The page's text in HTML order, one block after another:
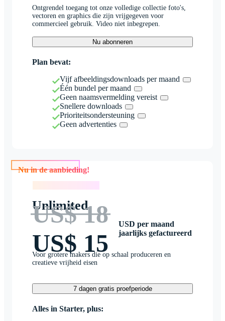
Ontgrendel toegang tot onze volledige collectie foto's,
vectoren en graphics die zijn vrijgegeven voor
commercieel gebruik. Video niet inbegrepen.
Nu abonneren
Plan bevat:
Vijf afbeeldingsdownloads per maand
Één bundel per maand
Geen naamsvermelding vereist
Snellere downloads
Prioriteitsondersteuning
Geen advertenties
Nu in de aanbieding!
Unlimited
US$ 18
US$ 15
USD per maand
jaarlijks gefactureerd
Voor grotere makers die op schaal produceren en
creatieve vrijheid eisen
7 dagen gratis proefperiode
Alles in Starter, plus: